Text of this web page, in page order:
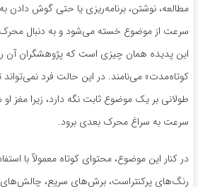
مطالعه، نوشتن، برنامه‌ریزی یا حتی گوش دادن
سرعت از موضوع خسته می‌شود و به دنبال
این پدیده همان چیزی است که پژوهشگران آن
کوتاه‌مدت» می‌نامند. در این حالت فرد
طولانی بر یک موضوع ثابت نگه دارد، زیرا
سرعت به سراغ محرک بعدی برود.
در کنار این موضوع، محتوای کوتاه معمولاً با
رنگ‌های پرکنتراست، برش‌های سریع،